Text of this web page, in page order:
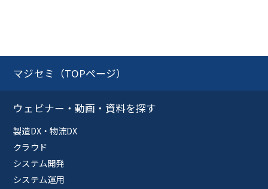
マジセミ（TOPページ）
ウェビナー・動画・資料を探す
製造DX・物流DX
クラウド
システム開発
システム運用